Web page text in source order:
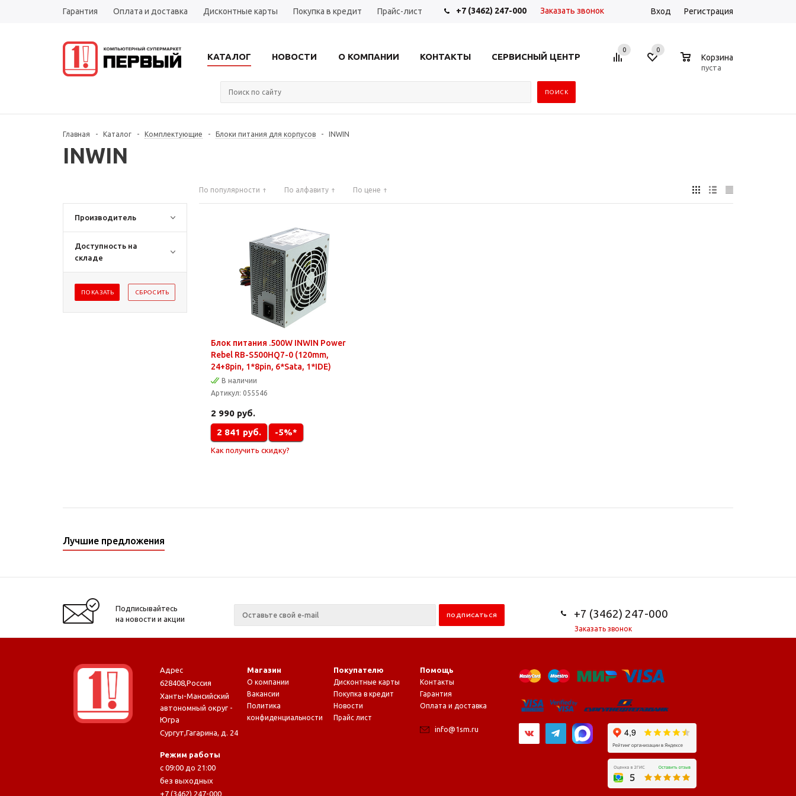
Гарантия Оплата и доставка Дисконтные карты Покупка в кредит Прайс-лист +7 (3462) 247-000 Заказать звонок Вход Регистрация
КАТАЛОГ НОВОСТИ О КОМПАНИИ КОНТАКТЫ СЕРВИСНЫЙ ЦЕНТР
0 0
Корзина
пуста
Главная - Каталог - Комплектующие - Блоки питания для корпусов - INWIN
INWIN
Производитель
Доступность на
складе
По популярности По алфавиту По цене
Блок питания .500W INWIN Power
Rebel RB-S500HQ7-0 (120mm,
24+8pin, 1*8pin, 6*Sata, 1*IDE)
В наличии
Артикул: 055546
2 990 руб.
2 841 руб. -5%*
Как получить скидку?
Лучшие предложения
Подписывайтесь
на новости и акции
+7 (3462) 247-000
Заказать звонок
Адрес
628408,Россия
Ханты-Мансийский
автономный округ -
Югра
Сургут,Гагарина, д. 24
Режим работы
с 09:00 до 21:00
без выходных
+7 (3462) 247-000
Магазин
О компании
Вакансии
Политика
конфиденциальности
Покупателю
Дисконтные карты
Покупка в кредит
Новости
Прайс лист
Помощь
Контакты
Гарантия
Оплата и доставка
info@1sm.ru